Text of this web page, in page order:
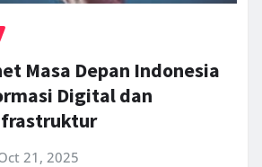
Masa Depan Indonesia
Digital dan
21, 2025